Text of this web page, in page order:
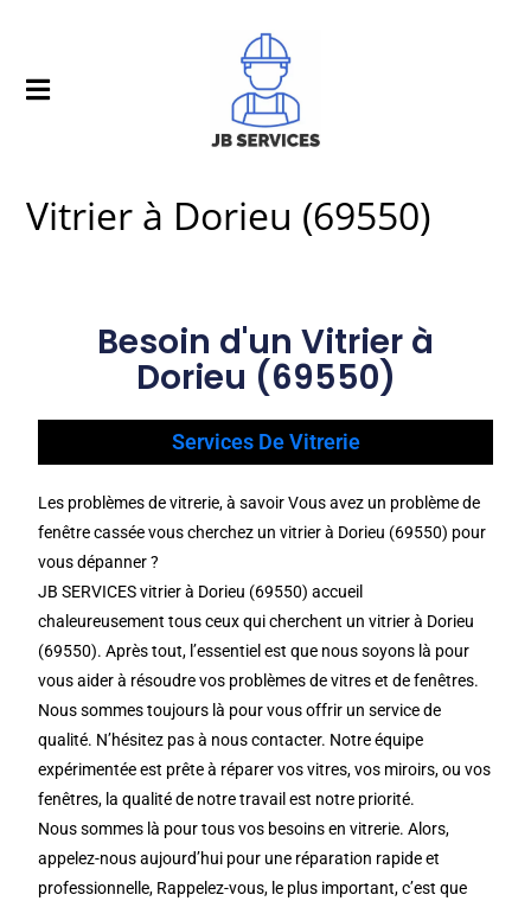
Vitrier à Dorieu (69550)
Besoin d'un Vitrier à
Dorieu (69550)
Services De Vitrerie
Les problèmes de vitrerie, à savoir Vous avez un problème de
fenêtre cassée vous cherchez un vitrier à Dorieu (69550) pour
vous dépanner ?
JB SERVICES vitrier à Dorieu (69550) accueil
chaleureusement tous ceux qui cherchent un vitrier à Dorieu
(69550). Après tout, l’essentiel est que nous soyons là pour
vous aider à résoudre vos problèmes de vitres et de fenêtres.
Nous sommes toujours là pour vous offrir un service de
qualité. N’hésitez pas à nous contacter. Notre équipe
expérimentée est prête à réparer vos vitres, vos miroirs, ou vos
fenêtres, la qualité de notre travail est notre priorité.
Nous sommes là pour tous vos besoins en vitrerie. Alors,
appelez-nous aujourd’hui pour une réparation rapide et
professionnelle, Rappelez-vous, le plus important, c’est que